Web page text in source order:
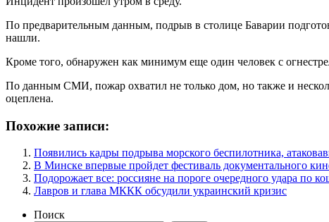
По предварительным данным, подрыв в столице Баварии
нашли.
Кроме того, обнаружен как минимум еще один человек с
По данным СМИ, пожар охватил не только дом, но также и
оцеплена.
Похожие записи:
Появились кадры подрыва морского беспилотника,
В Минске впервые пройдет фестиваль документального
Подорожает все: россияне на пороге очередного удара по
Лавров и глава МККК обсудили украинский кризис
Поиск